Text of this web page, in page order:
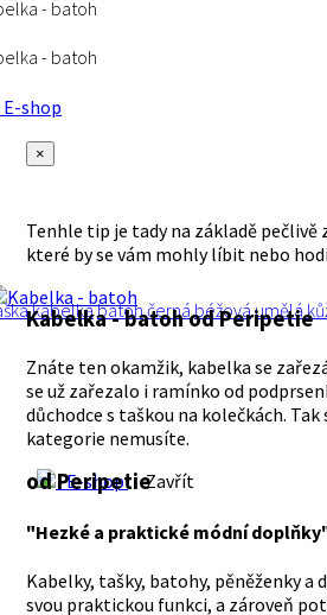
- batoh
- batoh
shop
×
Tenhle tip je tady na základě pečlivě
které by se vám mohly líbit nebo
kabelkabatohčerná béžováumělá
Kabelka - batohod Peripetie
Znáte ten okamžik, kabelka se
se už zařezalo i ramínko od
důchodce s taškou na kolečkách.
kategorie nemusíte.
E-shop Zavřít
od Peripetie
"Hezké a praktické módní
Kabelky, tašky, batohy, pěněženky
svou praktickou funkci, a zároveň